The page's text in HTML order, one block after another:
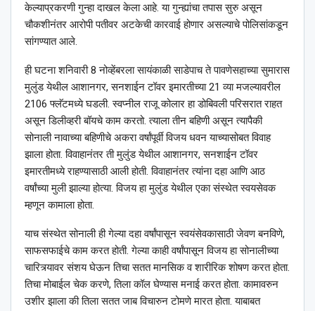
केल्याप्रकरणी गुन्हा दाखल केला आहे. या गुन्ह्यांचा तपास सुरु असून
चौकशीनंतर आरोपी पतीवर अटकेची कारवाई होणार असल्याचे पोलिसांकडून
सांगण्यात आले.
ही घटना शनिवारी 8 नोव्हेंबरला सायंकाळी साडेपाच ते पावणेसहाच्या सुमारास
मुलुंड येथील आशानगर, सनशाईन टॉवर इमारतीच्या 21 व्या मजल्यावरील
2106 फ्लॅटमध्ये घडली. स्वप्नील राजू कोलार हा डोबिवली परिसरात राहत
असून डिलीव्हरी बॉयचे काम करतो. त्याला तीन बहिणी असून त्यापैकी
सोनाली नावाच्या बहिणीचे अकरा वर्षांपूर्वी विजय धवन याच्यासोबत विवाह
झाला होता. विवाहानंतर ती मुलुंड येथील आशानगर, सनशाईन टॉवर
इमारतीमध्ये राहण्यासाठी आली होती. विवाहानंतर त्यांना दहा आणि आठ
वर्षांच्या मुली झाल्या होत्या. विजय हा मुलुंड येथील एका संस्थेत स्वयसेवक
म्हणून कामाला होता.
याच संस्थेत सोनाली ही गेल्या दहा वर्षांपासून स्वयंसेवकासाठी जेवण बनविणे,
साफसफाईचे काम करत होती. गेल्या काही वर्षांपासून विजय हा सोनालीच्या
चारित्र्यावर संशय घेऊन तिचा सतत मानसिक व शारीरिक शोषण करत होता.
तिचा मोबाईल चेक करणे, तिला कॉल घेण्यास मनाई करत होता. कामावरुन
उशीर झाला की तिला सतत जाब विचारुन टोमणे मारत होता. याबाबत